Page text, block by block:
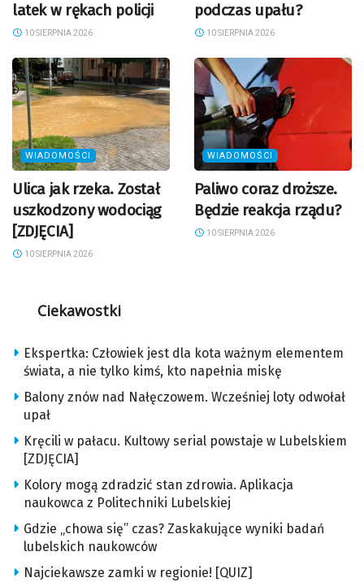
latek w rękach policji
10 SIERPNIA 2026
podczas upału?
10 SIERPNIA 2026
WIADOMOŚCI
Ulica jak rzeka. Został
uszkodzony wodociąg
[ZDJĘCIA]
10 SIERPNIA 2026
WIADOMOŚCI
Paliwo coraz droższe.
Będzie reakcja rządu?
10 SIERPNIA 2026
Ciekawostki
Ekspertka: Człowiek jest dla kota ważnym elementem
świata, a nie tylko kimś, kto napełnia miskę
Balony znów nad Nałęczowem. Wcześniej loty odwołał
upał
Kręcili w pałacu. Kultowy serial powstaje w Lubelskiem
[ZDJĘCIA]
Kolory mogą zdradzić stan zdrowia. Aplikacja
naukowca z Politechniki Lubelskiej
Gdzie „chowa się” czas? Zaskakujące wyniki badań
lubelskich naukowców
Najciekawsze zamki w regionie! [QUIZ]